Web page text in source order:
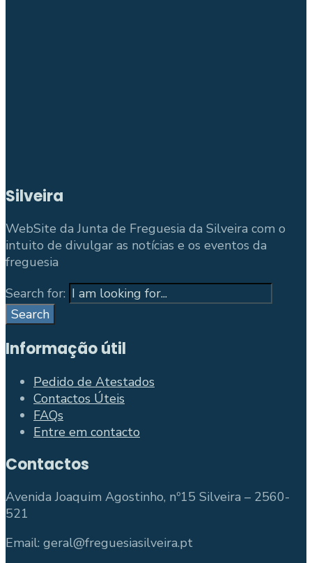
Silveira
WebSite da Junta de Freguesia da Silveira com o
intuito de divulgar as notícias e os eventos da
freguesia
Search for:
Search
Informação útil
Pedido de Atestados
Contactos Úteis
FAQs
Entre em contacto
Contactos
Avenida Joaquim Agostinho, nº15 Silveira – 2560-
521
Email: geral@freguesiasilveira.pt